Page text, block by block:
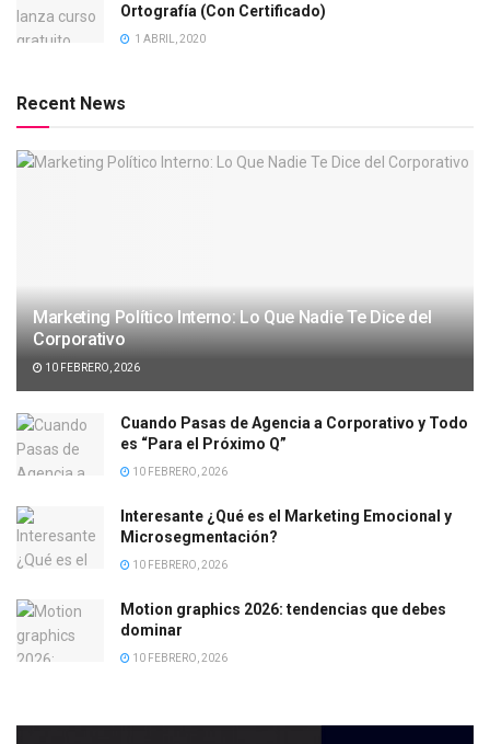
Ortografía (Con Certificado)
1 ABRIL, 2020
Recent News
Marketing Político Interno: Lo Que Nadie Te Dice del
Corporativo
10 FEBRERO, 2026
Cuando Pasas de Agencia a Corporativo y Todo
es “Para el Próximo Q”
10 FEBRERO, 2026
Interesante ¿Qué es el Marketing Emocional y
Microsegmentación?
10 FEBRERO, 2026
Motion graphics 2026: tendencias que debes
dominar
10 FEBRERO, 2026